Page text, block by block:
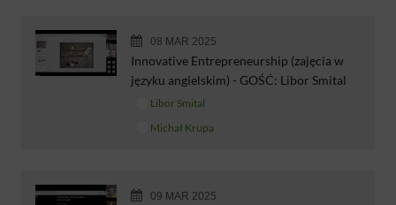
08 MAR 2025
Innovative Entrepreneurship (zajęcia w
języku angielskim) - GOŚĆ: Libor Smital
Libor Smital
Michał Krupa
09 MAR 2025